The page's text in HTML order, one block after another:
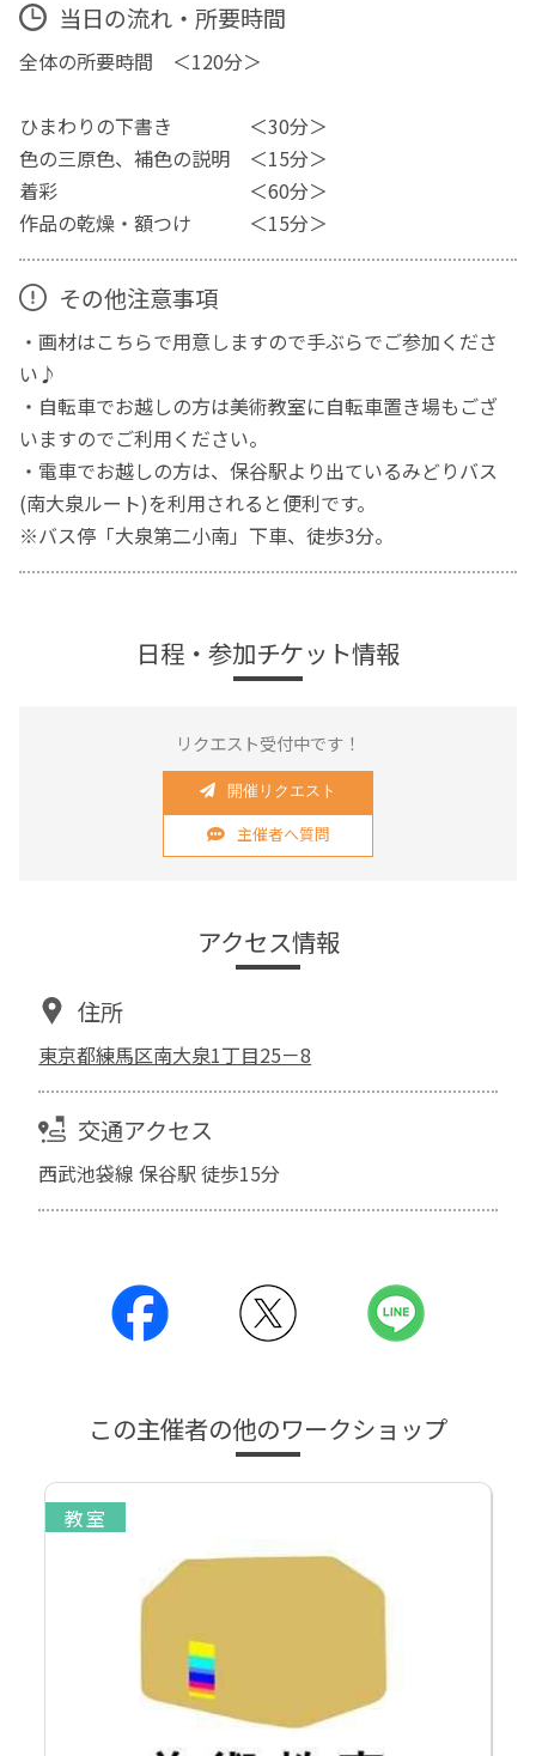
当日の流れ・所要時間
全体の所要時間 ＜120分＞
ひまわりの下書き ＜30分＞
色の三原色、補色の説明 ＜15分＞
着彩 ＜60分＞
作品の乾燥・額つけ ＜15分＞
その他注意事項
・画材はこちらで用意しますので手ぶらでご参加くださ
い♪
・自転車でお越しの方は美術教室に自転車置き場もござ
いますのでご利用ください。
・電車でお越しの方は、保谷駅より出ているみどりバス
(南大泉ルート)を利用されると便利です。
※バス停「大泉第二小南」下車、徒歩3分。
日程・参加チケット情報
リクエスト受付中です！
開催リクエスト
主催者へ質問
アクセス情報
住所
東京都練馬区南大泉1丁目25－8
交通アクセス
西武池袋線 保谷駅 徒歩15分
この主催者の他のワークショップ
教室